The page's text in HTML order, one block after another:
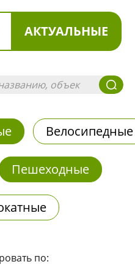
АКТУАЛЬНЫЕ
Велосипедные
Пешеходные
по: